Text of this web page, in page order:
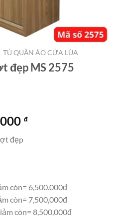
TỦ QUẦN ÁO CỬA LÙA
đẹp MS 2575
₫Giá
đẹp
còn= 6,500.000đ
còn= 7,500,000đ
còn= 8,500,000đ